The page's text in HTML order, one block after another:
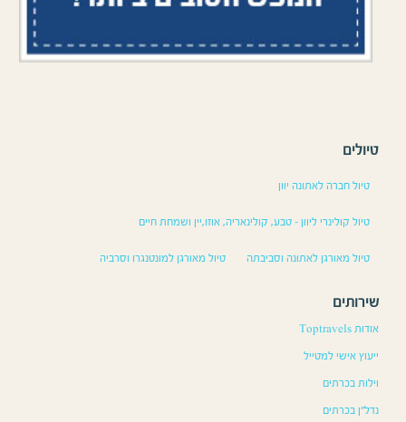
טיולים
טיול חברה לאתונה יוון
טיול קולינרי ליוון – טבע, קולינאריה, אוזו,יין ושמחת חיים
טיול מאורגן לאתונה וסביבתה טיול מאורגן למונטנגרו וסרביה
שירותים
אודות Toptravels
ייעוץ אישי למטייל
וילות בכרתים
נדל”ן בכרתים